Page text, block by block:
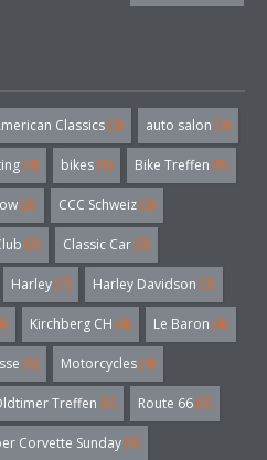
Classics (3) auto salon (3)
(4) bikes (5) Bike Treffen (5)
(3) CCC Schweiz (3)
(3) Classic Car (3)
Harley (7) Harley Davidson (3)
Kirchberg CH (4) Le Baron (4)
(5) Motorcycles (4)
Treffen (5) Route 66 (3)
Corvette Sunday (5)